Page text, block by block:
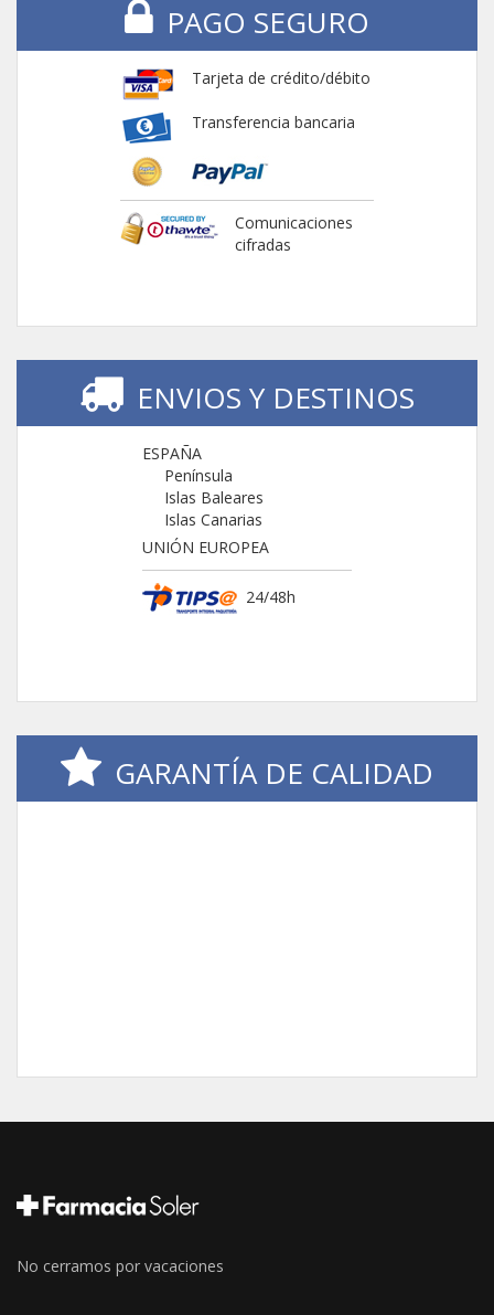
PAGO SEGURO
Tarjeta de crédito/débito
Transferencia bancaria
Comunicaciones
cifradas
ENVIOS Y DESTINOS
ESPAÑA
Península
Islas Baleares
Islas Canarias
UNIÓN EUROPEA
24/48h
GARANTÍA DE CALIDAD
No cerramos por vacaciones